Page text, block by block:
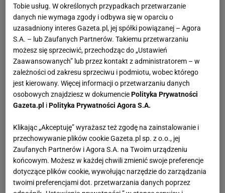
Tobie usług. W określonych przypadkach przetwarzanie
danych nie wymaga zgody i odbywa się w oparciu o
uzasadniony interes Gazeta.pl, jej spółki powiązanej – Agora
S.A. – lub Zaufanych Partnerów. Takiemu przetwarzaniu
możesz się sprzeciwić, przechodząc do „Ustawień
Zaawansowanych” lub przez kontakt z administratorem – w
zależności od zakresu sprzeciwu i podmiotu, wobec którego
jest kierowany. Więcej informacji o przetwarzaniu danych
osobowych znajdziesz w dokumenciePolityka Prywatności
Gazeta.pl iPolityka Prywatności Agora S.A.
Klikając „Akceptuję” wyrażasz też zgodę na zainstalowanie i
przechowywanie plików cookie Gazeta.pl sp. z o.o., jej
Zaufanych Partnerów i Agora S.A. na Twoim urządzeniu
końcowym. Możesz w każdej chwili zmienić swoje preferencje
dotyczące plików cookie, wywołując narzędzie do zarządzania
twoimi preferencjami dot. przetwarzania danych poprzez